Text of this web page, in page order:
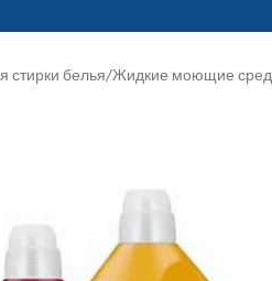
стирки белья/Жидкие моющие